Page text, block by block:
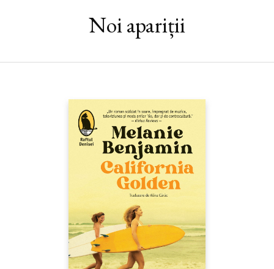
ca şofer al familiei Chen. În curând, va constata că enigmaticul
comportament al lui Will ascunde secrete şi traume în care sunt
ocupaţiei japoneze.Janice Y. K. Lee a scris o carte ambiţioasă,
Lansarea de la Cărtureşti şi prezentarea romanului
Cultural, „Jurnal cultural“, octombrie 2009)
Janice Y. K. Lee prezintăProfesoara de pian(video)
Noi apariții